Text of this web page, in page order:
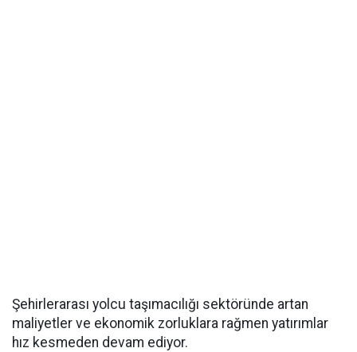
Şehirlerarası yolcu taşımacılığı sektöründe artan
maliyetler ve ekonomik zorluklara rağmen yatırımlar
hız kesmeden devam ediyor.